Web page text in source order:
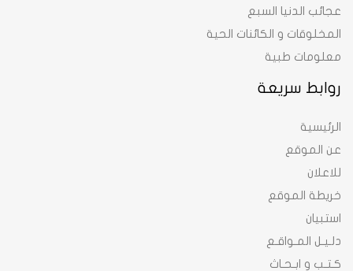
روابط سريعة
الرئيسية
عن الموقع
للاعلان
خريطة الموقع
استبيان
دلـيـل المـواقـع
كـتـب و ابـحـاث
عجائب الدنيا السبع
المخلوقات و الكائنات الحية
معلومات طبية